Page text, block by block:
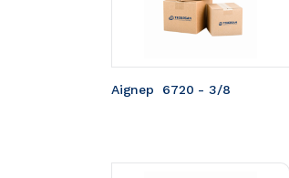
Aignep  6720 - 3/8